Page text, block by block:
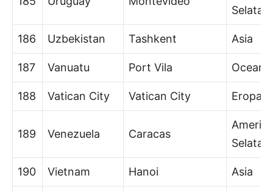
Selatan
186 Uzbekistan Tashkent Asia
187 Vanuatu Port Vila Oceania
188 Vatican City Vatican City Eropa
189 Venezuela Caracas
Amerika
Selatan
190 Vietnam Hanoi Asia